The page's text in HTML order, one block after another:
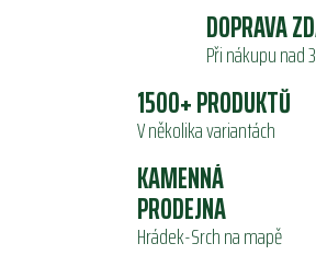
DOPRAVA
Při nákupu nad
1500+ PRODUKTŮ
V několika variantách
KAMENNÁ
PRODEJNA
Hrádek-Srch na mapě